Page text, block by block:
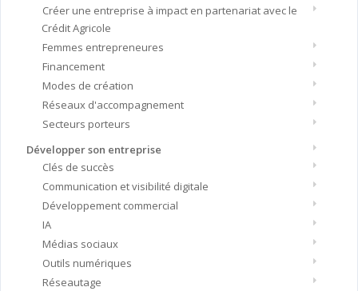
Créer une entreprise à impact en partenariat avec le
Crédit Agricole
Femmes entrepreneures
Financement
Modes de création
Réseaux d'accompagnement
Secteurs porteurs
Développer son entreprise
Clés de succès
Communication et visibilité digitale
Développement commercial
IA
Médias sociaux
Outils numériques
Réseautage